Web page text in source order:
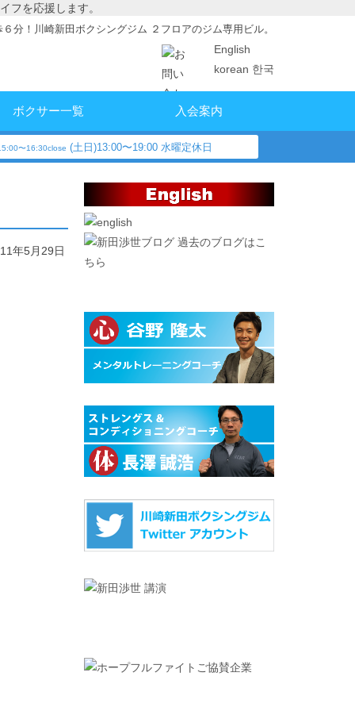
フを応援します。
分！川崎新田ボクシングジム ２フロアのジム専用ビル。
English
korean 한국
ボクサー一覧 入会案内
〜16:30close (土日)13:00〜19:00 水曜定休日
年5月29日
過去のブログはこ
ちら